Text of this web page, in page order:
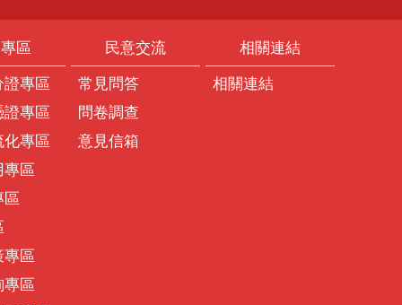
區
證專區
證專區
化專區
專區
區
專區
專區
民意交流
常見問答
問卷調查
意見信箱
相關連結
相關連結